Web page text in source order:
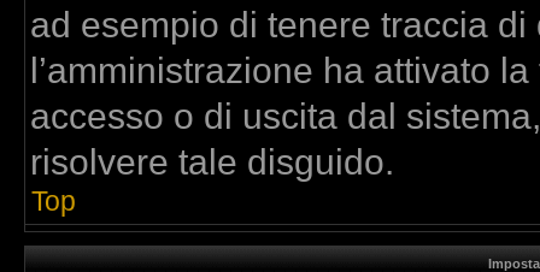
ad esempio di tenere traccia
l’amministrazione ha attivato
accesso o di uscita dal
risolvere tale disguido.
Top